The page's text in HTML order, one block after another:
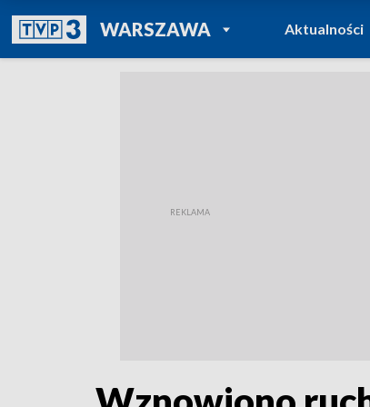
WARSZAWAPOWRÓT DO
TVP REGIONY
Aktualności